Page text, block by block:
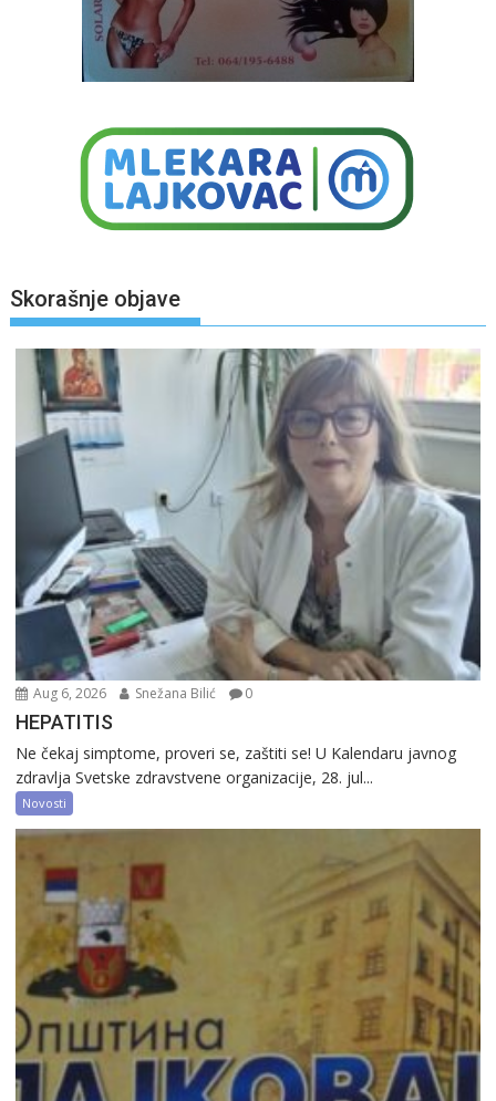
Skorašnje objave
Aug 6, 2026 Snežana Bilić 0
HEPATITIS
Ne čekaj simptome, proveri se, zaštiti se! U Kalendaru javnog
zdravlja Svetske zdravstvene organizacije, 28. jul...
Novosti